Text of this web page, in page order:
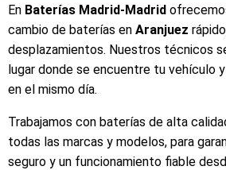
En Baterías Madrid-Madrid
cambio de baterías en Aranjuez
desplazamientos. Nuestros técnicos
lugar donde se encuentre tu vehículo
en el mismo día.
Trabajamos con baterías de alta
todas las marcas y modelos, para
seguro y un funcionamiento fiable